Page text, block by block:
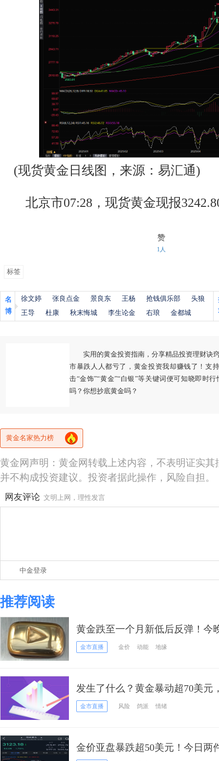
(现货黄金日线图，来源：易汇通)
北京市07:28，现货黄金现报
赞
1人
标签
名
博
徐文婷 张良点金 景良东 王杨 抢钱俱乐部
头狼
王导
杜康 秋末悔城 李生论金 右琅 金都城
实用的黄金投资指南，分享精品投资理财诀
市暴跌人人都亏了，黄金投资我却赚钱了！支
击“金饰”“黄金”“白银”等关键词便可知晓即时
吗？你想抄底黄金吗？
黄金名家热力榜
黄金网声明：黄金网转载上述内容，不表明证实
并不构成投资建议。投资者据此操作，风险自担。
网友评论 文明上网，理性发言
中金登录
推荐阅读
黄金跌至一个月新低后反弹！今
否引爆行情？
金市直播 金价 动能 地缘
发生了什么？黄金暴动超70美元
大风暴来袭
金市直播 风险 鸽派 情绪
金价亚盘暴跌超50美元！今日两